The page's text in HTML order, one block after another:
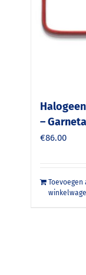
–
€86.00
Toevoegen